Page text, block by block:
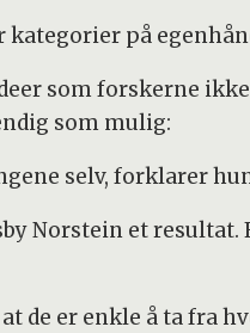
på
som forskerne
som mulig:
selv, forklarer
Norstein et
de er enkle å ta fra